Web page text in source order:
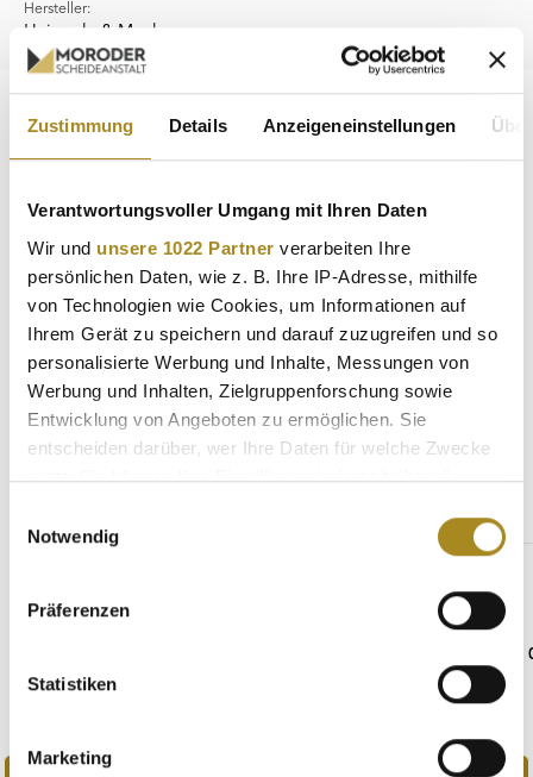
Zustimmung Details Anzeigeneinstellungen
Verantwortungsvoller Umgang mit Ihren Daten
Wir und unsere 1022 Partner verarbeiten Ihre
persönlichen Daten, wie z. B. Ihre IP-Adresse, mithilfe
von Technologien wie Cookies, um Informationen auf
Ihrem Gerät zu speichern und darauf zuzugreifen und so
personalisierte Werbung und Inhalte, Messungen von
Werbung und Inhalten, Zielgruppenforschung sowie
Entwicklung von Angeboten zu ermöglichen. Sie
entscheiden darüber, wer Ihre Daten für welche Zwecke
nutzt. Sie können Ihre Einwilligung jederzeit über die
Trigger Symbol ändern oder widerrufen
Informationen über Ihre geografische Lage
können
bestimmten Merkmalen (Fingerprinting) identifizieren
Erfahren Sie mehr darüber, wie Ihre persönlichen Daten
Notwendig
Präferenzen
Statistiken
Marketing
Hersteller:
Heimerle & Meule
Beschreibung
Der 2,5 g Goldbarren „Hochzeit“, hergestellt von der
und in LBMA-zerti… Mehr
Eigenschaften
Hersteller
Weitere Angebote
Weitere Anlässe